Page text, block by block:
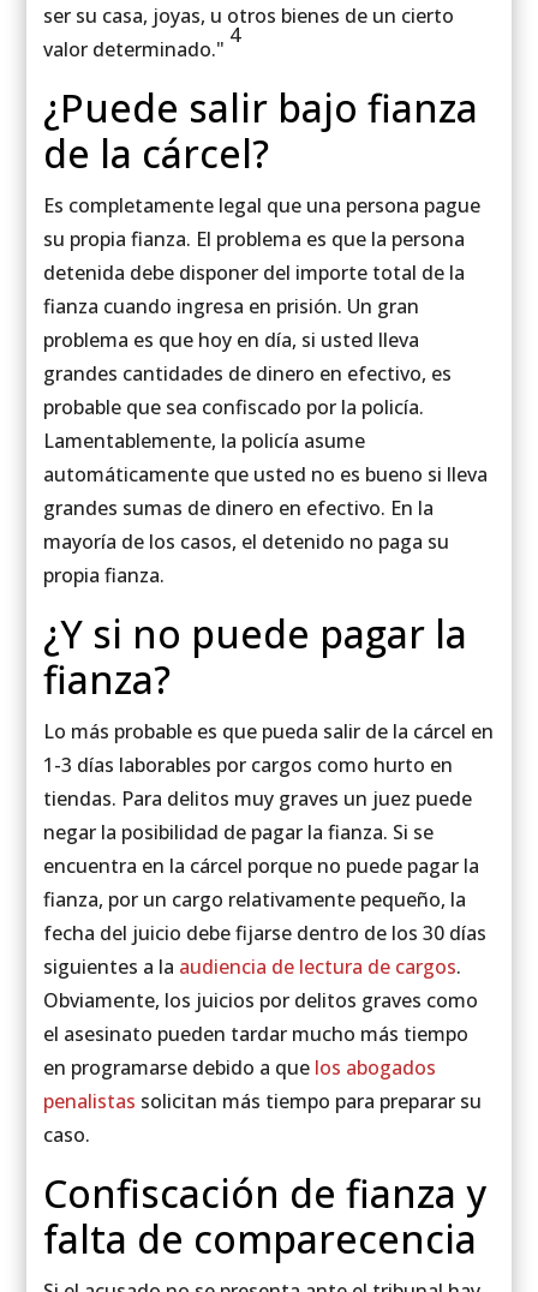
ser su casa, joyas, u otros bienes de un cierto
valor determinado."
4
¿Puede salir bajo fianza
de la cárcel?
Es completamente legal que una persona pague
su propia fianza. El problema es que la persona
detenida debe disponer del importe total de la
fianza cuando ingresa en prisión. Un gran
problema es que hoy en día, si usted lleva
grandes cantidades de dinero en efectivo, es
probable que sea confiscado por la policía.
Lamentablemente, la policía asume
automáticamente que usted no es bueno si lleva
grandes sumas de dinero en efectivo. En la
mayoría de los casos, el detenido no paga su
propia fianza.
¿Y si no puede pagar la
fianza?
Lo más probable es que pueda salir de la cárcel en
1-3 días laborables por cargos como hurto en
tiendas. Para delitos muy graves un juez puede
negar la posibilidad de pagar la fianza. Si se
encuentra en la cárcel porque no puede pagar la
fianza, por un cargo relativamente pequeño, la
fecha del juicio debe fijarse dentro de los 30 días
siguientes a la audiencia de lectura de cargos.
Obviamente, los juicios por delitos graves como
el asesinato pueden tardar mucho más tiempo
en programarse debido a que los abogados
penalistas solicitan más tiempo para preparar su
caso.
Confiscación de fianza y
falta de comparecencia